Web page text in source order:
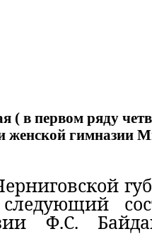
( в первом ряду
женской гимназии
Ф.С.